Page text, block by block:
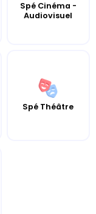
Spé Cinéma -
Audiovisuel
Spé Théâtre